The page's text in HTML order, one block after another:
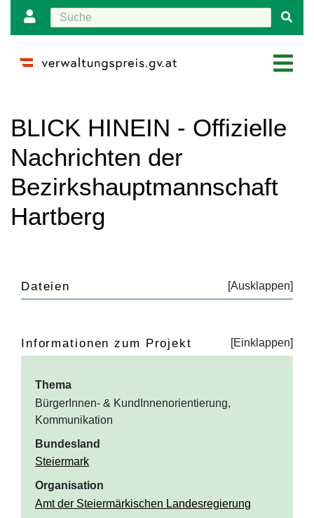
BLICK HINEIN - Offizielle
Nachrichten der
Bezirkshauptmannschaft
Hartberg
Dateien
Informationen zum Projekt
Thema
BürgerInnen- & KundInnenorientierung,
Kommunikation
Bundesland
Steiermark
Organisation
Amt der Steiermärkischen Landesregierung